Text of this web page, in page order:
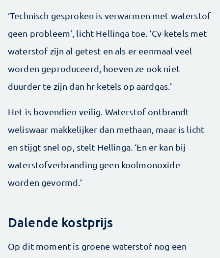
‘Technisch gesproken is verwarmen met waterstof
geen probleem’, licht Hellinga toe. ‘Cv-ketels met
waterstof zijn al getest en als er eenmaal veel
worden geproduceerd, hoeven ze ook niet
duurder te zijn dan hr-ketels op aardgas.’
Het is bovendien veilig. Waterstof ontbrandt
weliswaar makkelijker dan methaan, maar is licht
en stijgt snel op, stelt Hellinga. ‘En er kan bij
waterstofverbranding geen koolmonoxide
worden gevormd.’
Dalende kostprijs
Op dit moment is groene waterstof nog een